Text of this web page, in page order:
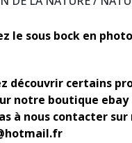
le sous bock en
découvrir certains
notre boutique
à nous contacter